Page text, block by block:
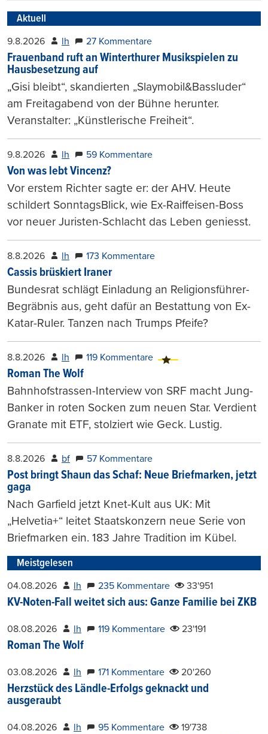
Aktuell
9.8.2026 lh 27 Kommentare
Frauenband ruft an Winterthurer Musikspielen zu
Hausbesetzung auf
„Gisi bleibt“, skandierten „Slaymobil&Bassluder“
am Freitagabend von der Bühne herunter.
Veranstalter: „Künstlerische Freiheit“.
9.8.2026 lh 59 Kommentare
Von was lebt Vincenz?
Vor erstem Richter sagte er: der AHV. Heute
schildert SonntagsBlick, wie Ex-Raiffeisen-Boss
vor neuer Juristen-Schlacht das Leben geniesst.
8.8.2026 lh 173 Kommentare
Cassis brüskiert Iraner
Bundesrat schlägt Einladung an Religionsführer-
Begräbnis aus, geht dafür an Bestattung von Ex-
Katar-Ruler. Tanzen nach Trumps Pfeife?
8.8.2026 lh 119 Kommentare
Roman The Wolf
Bahnhofstrassen-Interview von SRF macht Jung-
Banker in roten Socken zum neuen Star. Verdient
Granate mit ETF, stolziert wie Geck. Lustig.
8.8.2026 bf 57 Kommentare
Post bringt Shaun das Schaf: Neue Briefmarken, jetzt
gaga
Nach Garfield jetzt Knet-Kult aus UK: Mit
„Helvetia+“ leitet Staatskonzern neue Serie von
Briefmarken ein. 183 Jahre Tradition im Kübel.
Meistgelesen
04.08.2026 lh 235 Kommentare 33'951
KV-Noten-Fall weitet sich aus: Ganze Familie bei ZKB
08.08.2026 lh 119 Kommentare 23'191
Roman The Wolf
03.08.2026 lh 171 Kommentare 20'260
Herzstück des Ländle-Erfolgs geknackt und
ausgeraubt
04.08.2026 lh 95 Kommentare 19'738